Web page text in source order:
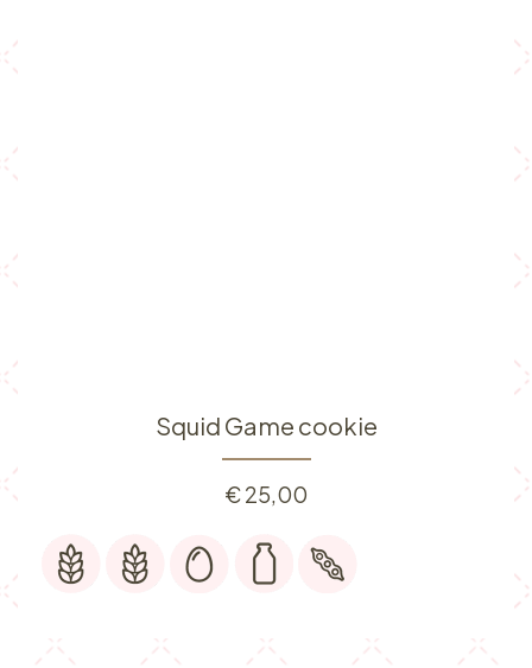
Squid Game cookie
€25,00